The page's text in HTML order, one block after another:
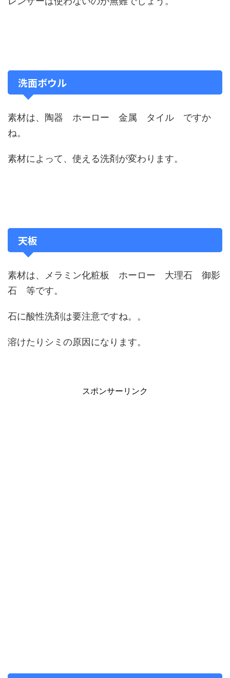
洗面ボウル
素材は、陶器 ホーロー 金属 タイル ですか
ね。
素材によって、使える洗剤が変わります。
天板
素材は、メラミン化粧板 ホーロー 大理石 御影
石 等です。
石に酸性洗剤は要注意ですね。。
溶けたりシミの原因になります。
スポンサーリンク